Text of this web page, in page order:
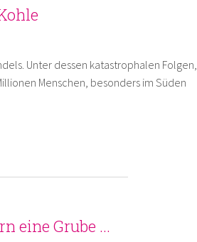
Unter dessen katastrophalen Folgen,
Menschen, besonders im Süden
eine Grube ...